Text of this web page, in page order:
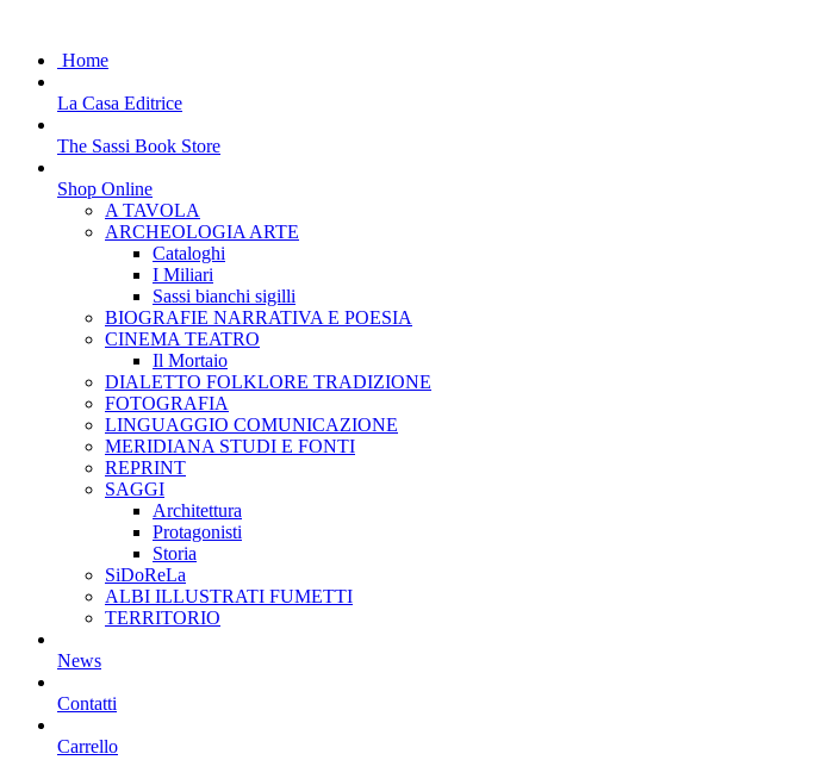
Home
La Casa Editrice
The Sassi Book Store
Shop Online
A TAVOLA
ARCHEOLOGIA ARTE
Cataloghi
I Miliari
Sassi bianchi sigilli
BIOGRAFIE NARRATIVA E POESIA
CINEMA TEATRO
Il Mortaio
DIALETTO FOLKLORE TRADIZIONE
FOTOGRAFIA
LINGUAGGIO COMUNICAZIONE
MERIDIANA STUDI E FONTI
REPRINT
SAGGI
Architettura
Protagonisti
Storia
SiDoReLa
ALBI ILLUSTRATI FUMETTI
TERRITORIO
News
Contatti
Carrello